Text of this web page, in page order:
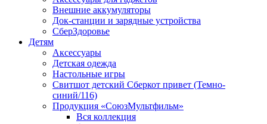
Внешние аккумуляторы
Док-станции и зарядные устройства
СберЗдоровье
Детям
Аксессуары
Детская одежда
Настольные игры
Свитшот детский Сберкот привет (Темно-
синий/116)
Продукция «СоюзМультфильм»
Вся коллекция